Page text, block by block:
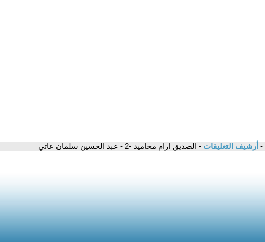
- أرشيف التعليقات - الصديق ارام محاميد -2 - عبد الحسين سلمان عاتي